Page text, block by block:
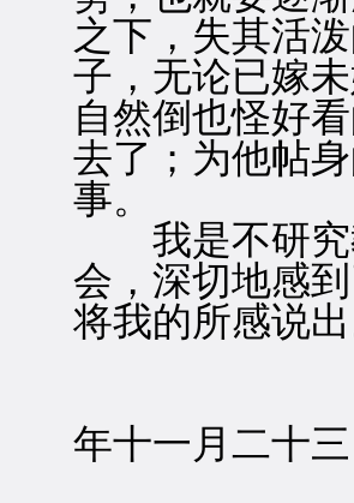
之下，失其活
子，无论已嫁
自然倒也怪好
去了；为他帖
事。
我是不研究
会，深切地感
将我的所感说出
年十一月二十三